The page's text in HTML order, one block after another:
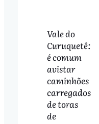
Vale do
Curuquetê:
é comum
avistar
caminhões
carregados
de toras